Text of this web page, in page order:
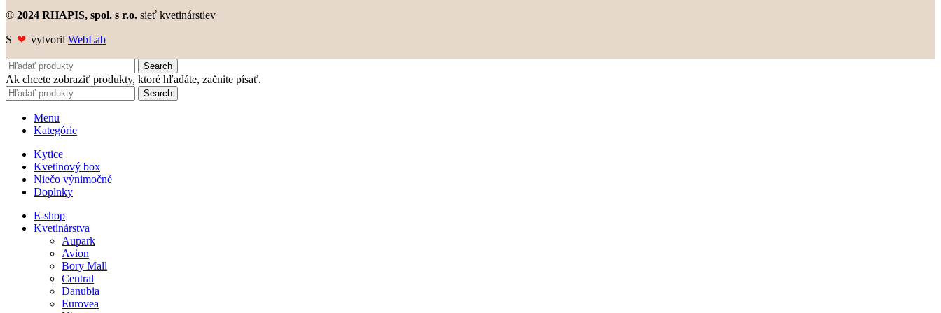
© 2024 RHAPIS, spol. s r.o. sieť kvetinárstiev
S ❤ vytvoril WebLab
Search
Ak chcete zobraziť produkty, ktoré hľadáte, začnite písať.
Search
Menu
Kategórie
Kytice
Kvetinový box
Niečo výnimočné
Doplnky
E-shop
Kvetinárstva
Aupark
Avion
Bory Mall
Central
Danubia
Eurovea